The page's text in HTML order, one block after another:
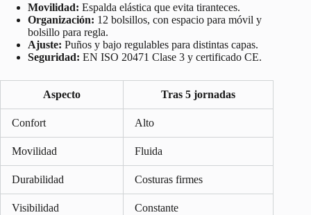
Movilidad: Espalda elástica que evita tiranteces.
Organización: 12 bolsillos, con espacio para móvil y
bolsillo para regla.
Ajuste: Puños y bajo regulables para distintas capas.
Seguridad: EN ISO 20471 Clase 3 y certificado CE.
Aspecto Tras 5 jornadas
Confort Alto
Movilidad Fluida
Durabilidad Costuras firmes
Visibilidad Constante